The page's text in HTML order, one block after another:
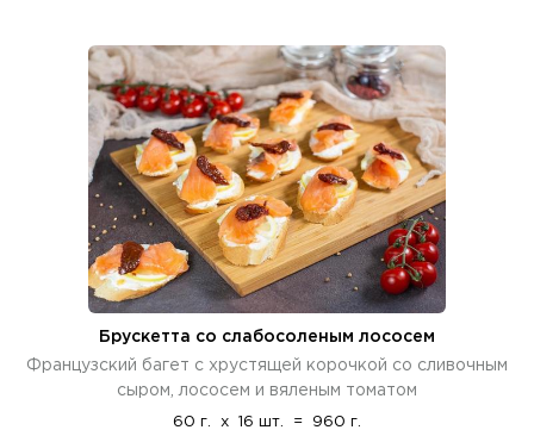
Брускетта со слабосоленым лососем
Французский багет с хрустящей корочкой со сливочным
сыром, лососем и вяленым томатом
60 г. x 16 шт. = 960 г.